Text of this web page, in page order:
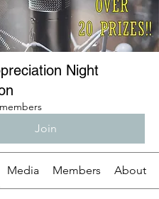
Night
Join
Media Members About